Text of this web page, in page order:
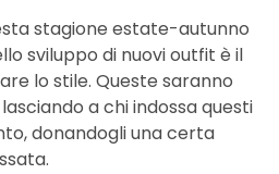
stagione estate-autunno
sviluppo di nuovi outfit è il
lo stile. Queste saranno
a chi indossa questi
donandogli una certa